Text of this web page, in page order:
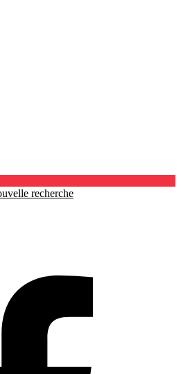
recherche